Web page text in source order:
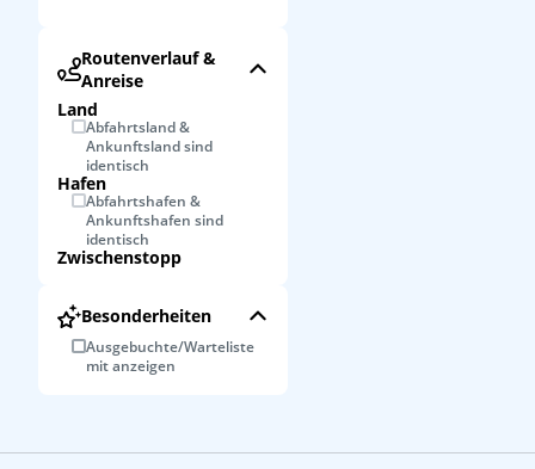
Routenverlauf &
Anreise
Land
Abfahrtsland &
Ankunftsland sind
identisch
Hafen
Abfahrtshafen &
Ankunftshafen sind
identisch
Zwischenstopp
Besonderheiten
Ausgebuchte/Warteliste
mit anzeigen